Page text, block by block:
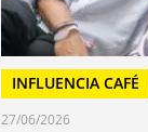
INFLUENCIA CAFÉ
27/06/2026